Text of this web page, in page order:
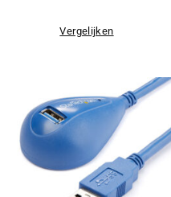
Vergelijken